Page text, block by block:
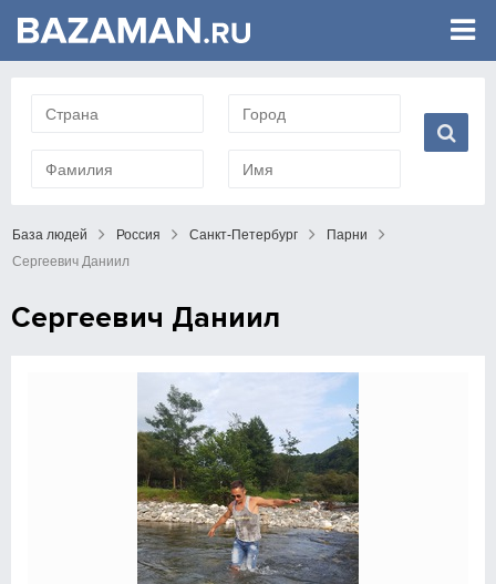
База людей Россия Санкт-Петербург
Парни
Сергеевич Даниил
Сергеевич Даниил